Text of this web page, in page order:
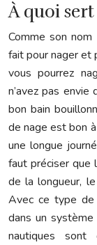
À quoi sert
Comme son nom
fait pour nager et
vous pourrez
n’avez pas envie
bon bain
de nage est bon
une longue
faut préciser que
de la longueur,
Avec ce type de
dans un
nautiques sont